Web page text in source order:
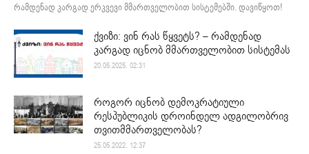
რამდენად კარგად ერკვევი მმართველობით სისტემებში. დავიწყოთ!
ქვიზი: ვინ რას წყვეტს? – რამდენად
კარგად იცნობ მმართველობით სისტემას
20.05.2025. 02:31
როგორ იცნობ დემოკრატიული
რესპუბლიკის დროინდელ ადგილობრივ
თვითმმართველობას?
25.05.2022. 12:37